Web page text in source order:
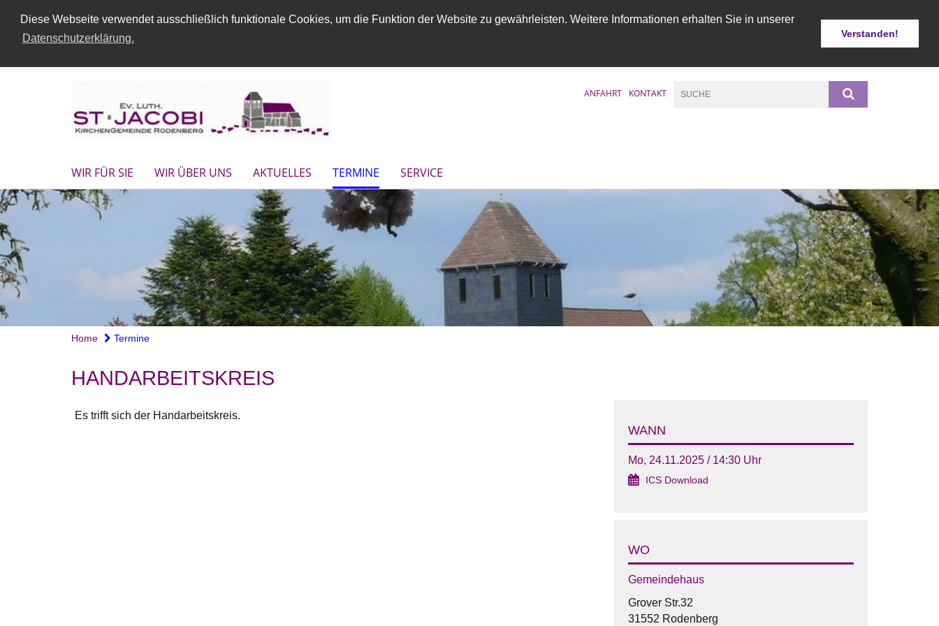
Diese Webseite verwendet ausschließlich funktionale Cookies, um die Funktion der Website zu gewährleisten. Weitere Informationen erhalten Sie in unserer
Datenschutzerklärung.
Verstanden!
ANFAHRT KONTAKT
WIR FÜR SIE WIR ÜBER UNS AKTUELLES TERMINE SERVICE
Home Termine
HANDARBEITSKREIS
Es trifft sich der Handarbeitskreis.
WANN
Mo, 24.11.2025 / 14:30 Uhr
ICS Download
WO
Gemeindehaus
Grover Str.32
31552 Rodenberg